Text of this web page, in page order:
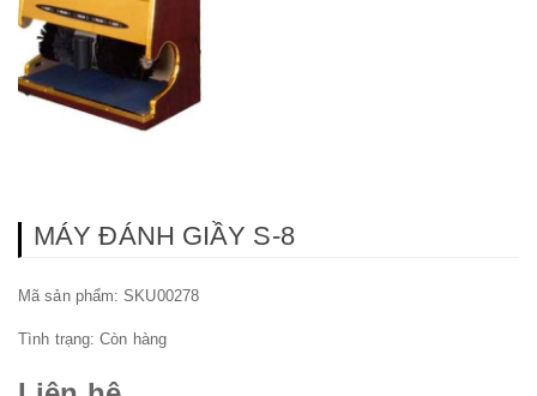
MÁY ĐÁNH GIẦY S-8
Mã sản phẩm: SKU00278
Tình trạng:Còn hàng